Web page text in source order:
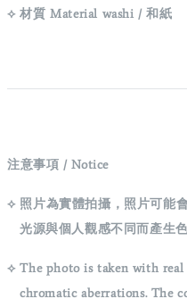
⟡ 材質 Material washi / 和紙
注意事項 / Notice
⟡ 照片為實體拍攝，照片可能會
光源與個人觀感不同而產生
⟡ The photo is taken with
chromatic aberrations. The